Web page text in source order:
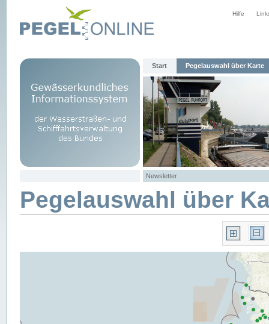
Hilfe
Start Pegelauswahl über Karte
Newsletter
Pegelauswahl über